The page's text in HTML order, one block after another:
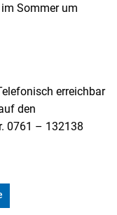
im Sommer um
erreichbar
den
0761 – 132138